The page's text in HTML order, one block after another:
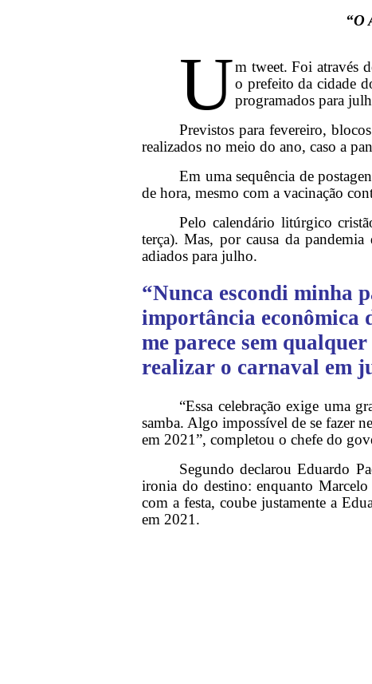
“O
Um tweet. Foi através
o prefeito da cidade
programados para
Previstos para fevereiro,
realizados no meio do ano, caso a
Em uma sequência de
de hora, mesmo com a vacinação
Pelo calendário litúrgico
terça). Mas, por causa da
adiados para julho.
“Nunca escondi minha
importância econômica
me parece sem
realizar o carnaval em
“Essa celebração exige uma
samba. Algo impossível de se fazer
em 2021”, completou o chefe do
Segundo declarou Eduardo
ironia do destino: enquanto
com a festa, coube justamente a
em 2021.